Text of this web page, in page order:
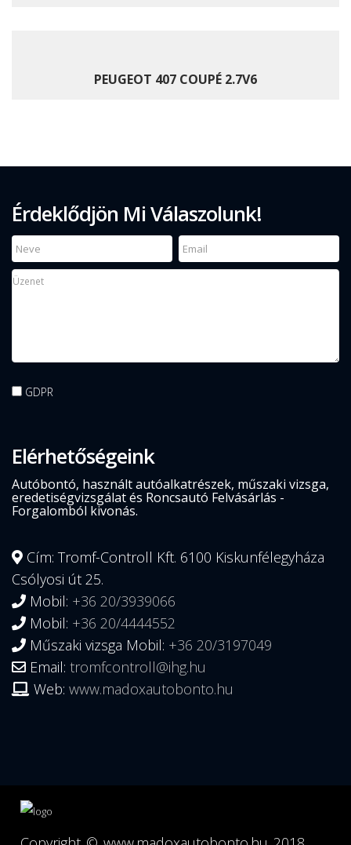
PEUGEOT 407 COUPÉ 2.7V6
Érdeklődjön Mi Válaszolunk!
GDPR
Elérhetőségeink
Autóbontó, használt autóalkatrészek, műszaki vizsga,
eredetiségvizsgálat és Roncsautó Felvásárlás -
Forgalomból kivonás.
Cím: Tromf-Controll Kft. 6100 Kiskunfélegyháza
Csólyosi út 25.
Mobil: +36 20/3939066
Mobil: +36 20/4444552
Műszaki vizsga Mobil: +36 20/3197049
Email: tromfcontroll@ihg.hu
Web: www.madoxautobonto.hu